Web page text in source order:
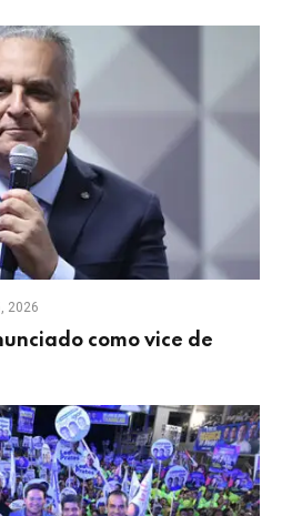
2026
como vice de